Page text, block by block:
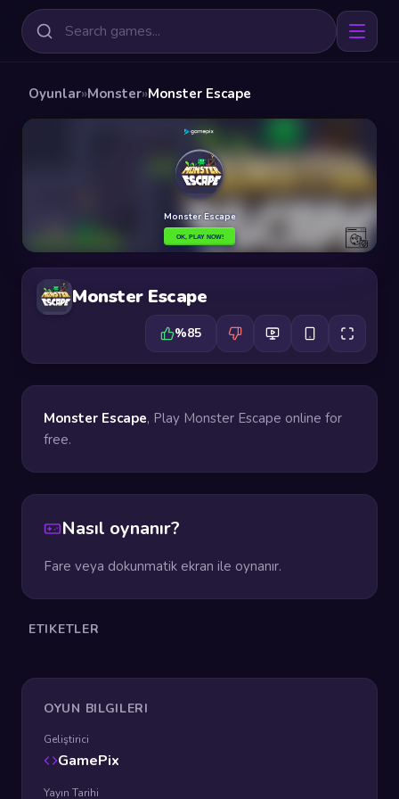
Oyunlar»Monster»Monster Escape
Monster Escape
%85
Monster Escape, Play Monster Escape online for
free.
Nasıl oynanır?
Fare veya dokunmatik ekran ile oynanır.
ETIKETLER
OYUN BILGILERI
Geliştirici
GamePix
Yayın Tarihi